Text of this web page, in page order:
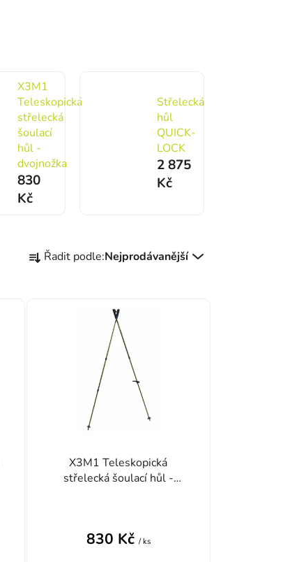
X3M1
Teleskopická
střelecká
šoulací
hůl -
dvojnožka
830
Kč
Střelecká
hůl
QUICK-
LOCK
2 875
Kč
Řazení produktů
Řadit podle:Nejprodávanější
X3M1 Teleskopická
střelecká šoulací hůl -
830 Kč / ks